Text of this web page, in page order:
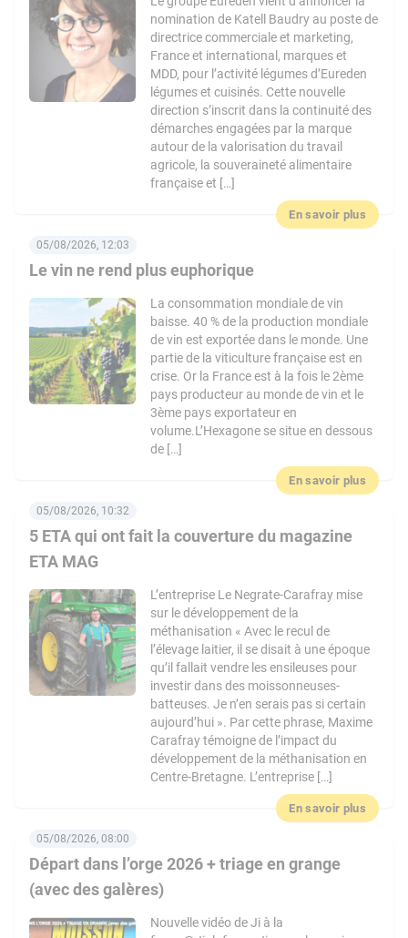
nomination de Katell Baudry au poste de
directrice commerciale et marketing,
France et international, marques et
MDD, pour l’activité légumes d’Eureden
légumes et cuisinés. Cette nouvelle
direction s’inscrit dans la continuité des
démarches engagées par la marque
autour de la valorisation du travail
agricole, la souveraineté alimentaire
française et […]
En savoir plus
Le vin ne rend plus euphorique
05/08/2026, 12:03
La consommation mondiale de vin
baisse. 40 % de la production mondiale
de vin est exportée dans le monde. Une
partie de la viticulture française est en
crise. Or la France est à la fois le 2ème
pays producteur au monde de vin et le
3ème pays exportateur en
volume.L’Hexagone se situe en dessous
de […]
En savoir plus
5 ETA qui ont fait la couverture du magazine
ETA MAG
05/08/2026, 10:32
L’entreprise Le Negrate-Carafray mise
sur le développement de la
méthanisation « Avec le recul de
l’élevage laitier, il se disait à une époque
qu’il fallait vendre les ensileuses pour
investir dans des moissonneuses-
batteuses. Je n’en serais pas si certain
aujourd’hui ». Par cette phrase, Maxime
Carafray témoigne de l’impact du
développement de la méthanisation en
Centre-Bretagne. L’entreprise […]
En savoir plus
Départ dans l’orge 2026 + triage en grange
(avec des galères)
05/08/2026, 08:00
Nouvelle vidéo de Ji à la